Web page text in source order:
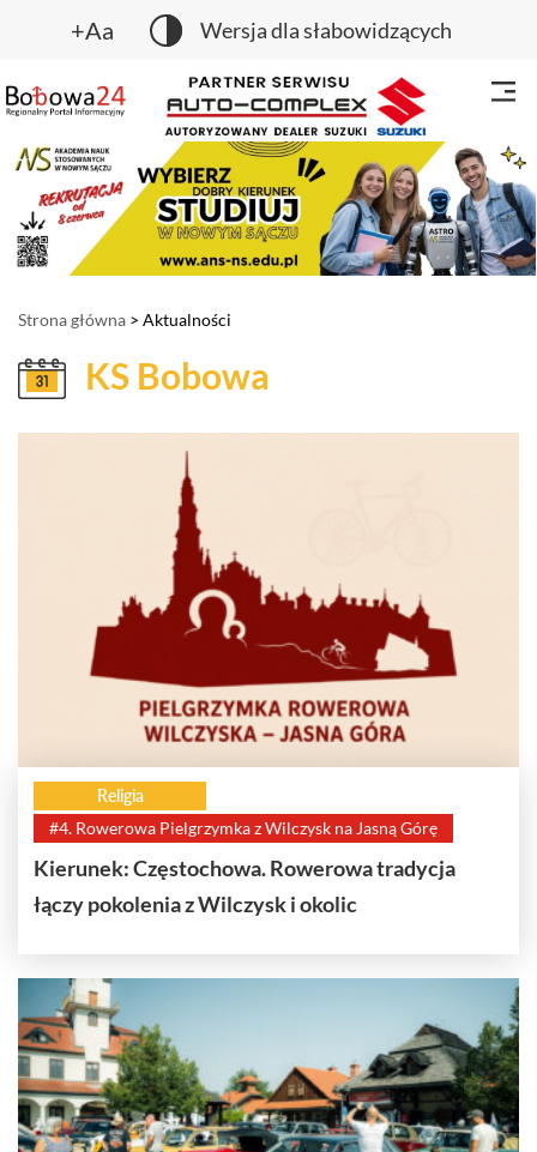
+Aa Wersja dla słabowidzących
Strona główna > Aktualności
KS Bobowa
Religia
#4. Rowerowa Pielgrzymka z Wilczysk na Jasną Górę
Kierunek: Częstochowa. Rowerowa tradycja
łączy pokolenia z Wilczysk i okolic